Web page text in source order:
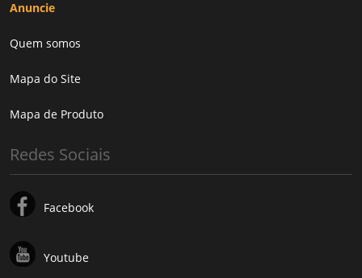
Anuncie
Quem somos
Mapa do Site
Mapa de Produto
Redes Sociais
Facebook
Youtube